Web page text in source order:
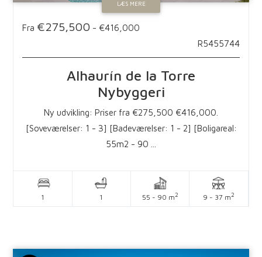
LÆS MERE
Fra €275,500 - €416,000
R5455744
Alhaurín de la Torre
Nybyggeri
Ny udvikling: Priser fra €275,500 €416,000.
[Soveværelser: 1 - 3] [Badeværelser: 1 - 2] [Boligareal:
55m2 - 90 ...
1 1 55 - 90 m2 9 - 37 m2